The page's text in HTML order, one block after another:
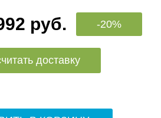
руб. -20%
доставку